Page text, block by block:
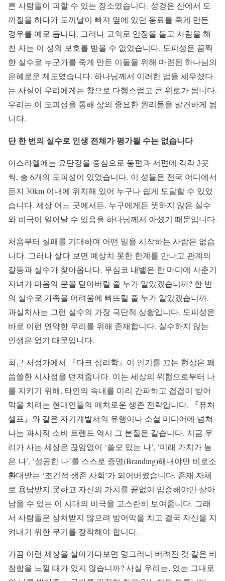
른 사람들이 피할 수 있는 장소였습니다. 성경은 산에서 도
끼질을 하다가 도끼날이 빠져 옆에 있던 동료를 죽게 만든
경우를 예로 듭니다. 그러나 고의로 연장을 들고 사람을 해
친 자는 이 성의 보호를 받을 수 없었습니다. 도피성은 끔찍
한 실수로 누군가를 죽게 만든 이들을 위해 마련된 하나님의
은혜로운 제도였습니다. 하나님께서 이러한 법을 세우셨다
는 사실이 우리에게는 참으로 다행스럽고 큰 위로가 됩니다.
우리는 이 도피성을 통해 삶의 중요한 원리들을 발견하게 됩
니다.
단 한 번의 실수로 인생 전체가평가될 수는 없습니다
이스라엘에는 요단강을 중심으로 동편과 서편에 각각 3곳
씩, 총 6개의 도피성이 있었습니다. 이 성들은 전국 어디에서
든지 30km 이내에 위치해 있어 누구나 쉽게 도달할 수 있었
습니다. 세상 어느 곳에서든, 누구에게든 뜻하지 않은 실수
와 비극이 일어날 수 있음을 하나님께서 아셨기 때문입니다.
처음부터 실패를 기대하며 어떤 일을 시작하는 사람은 없습
니다. 그러나 살다 보면 예상치 못한 한계를 만나고 관계의
갈등과 실수가 찾아옵니다. 무심코 내뱉은 한 마디에 사춘기
자녀가 마음의 문을 닫아버릴 줄 누가 알았겠습니까? 한 번
의 실수로 가족을 어려움에 빠뜨릴 줄 누가 알았겠습니까.
과실치사는 그런 실수의 가장 극단적 상황입니다. 도피성은
바로 이런 연약한 우리를 위해 존재합니다. 실수하지 않는
인생은 없기 때문입니다.
최근 서점가에서 『다크 심리학』이 인기를 끄는 현상은 꽤
씁쓸한 시사점을 던져줍니다. 이는 세상의 위협으로부터 나
를 지키기 위해, 타인의 속내를 미리 간파하고 겹겹이 방어
막을 치려는 현대인들의 애처로운 생존 전략입니다. 『퓨처
셀프』와 같은 자기계발서의 유행이나 소셜 미디어에 넘쳐
나는 과시적 소비 트렌드 역시 그 본질은 같습니다. 지금 우
리가 사는 세상은 끊임없이 ‘쓸모 있는 나’, ‘미래 가치가 높
은 나’, ‘성공한 나’를 스스로 증명(Branding)해내야만 비로소
환대받는 ‘조건적 생존 사회’가 되어버렸습니다. 존재 자체
로 용납받지 못하고 자신의 가치를 끝없이 입증해야만 살아
남을 수 있는 이 시대의 비극을 고스란히 보여줍니다. 그래
서 사람들은 상처받지 않으려 방어막을 치고 결국 자신을 지
켜내기 위한 무기를 장착해야 합니다.
가끔 이런 세상을 살아가다보면 덩그러니 버려진 것 같은 비
참함을 느낄 때가 있지 않습니까? 사실 우리는, 있는 그대로